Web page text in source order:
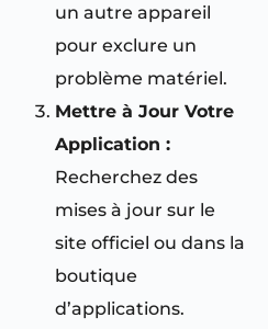
un autre appareil
pour exclure un
problème matériel.
Mettre à Jour Votre
Application :
Recherchez des
mises à jour sur le
site officiel ou dans la
boutique
d’applications.